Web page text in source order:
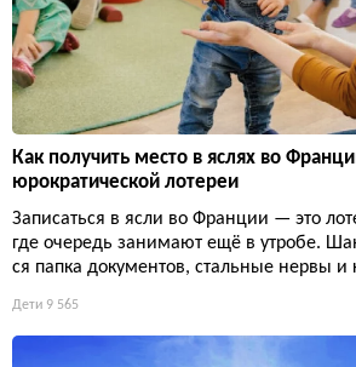
Как получить место в яслях во
юрократической лотереи
Записаться в ясли во Франции — это
где очередь занимают ещё в утробе.
ся папка документов, стальные нервы и
Дети 9 565